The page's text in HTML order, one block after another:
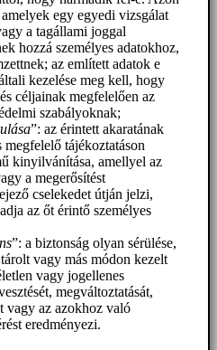
egy egyedi vizsgálat
a tagállami joggal
hozzá személyes adatokhoz,
az említett adatok e
kezelése meg kell, hogy
céljainak megfelelően az
szabályoknak;
”: az érintett akaratának
tájékoztatáson
kinyilvánítása, amellyel az
a megerősítést
cselekedet útján jelzi,
az őt érintő személyes
”: a biztonság olyan sérülése,
vagy más módon kezelt
vagy jogellenes
megváltoztatását,
vagy az azokhoz való
eredményezi.